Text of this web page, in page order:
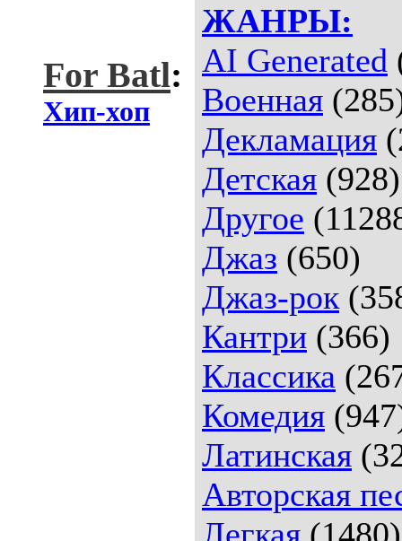
ЖАНРЫ:
AI Generated
Военная
Декламация
Детская (928)
Другое
Джаз (650)
Джаз-рок
Кантри (366)
Классика
Комедия
Латинская
Авторская
For Batl:
Хип-хоп